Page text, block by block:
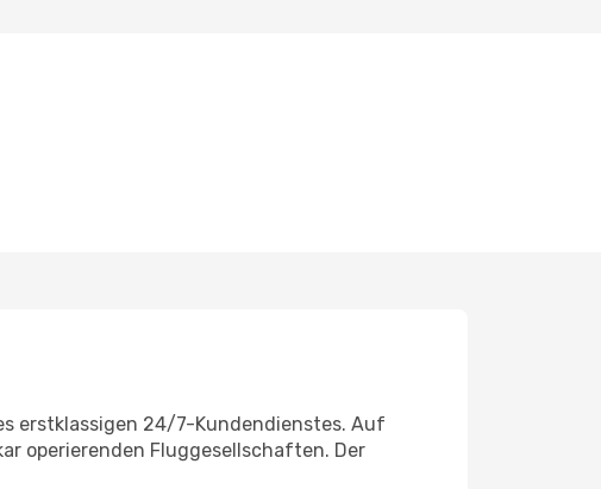
erstklassigen 24/7-Kundendienstes. Auf
operierenden Fluggesellschaften. Der